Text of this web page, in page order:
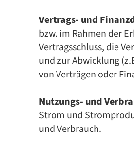
Vertrags- und
bzw. im Rahmen der
Vertragsschluss, die
und zur Abwicklung
von Verträgen oder
Nutzungs- und
Strom und
und Ver­brauch.